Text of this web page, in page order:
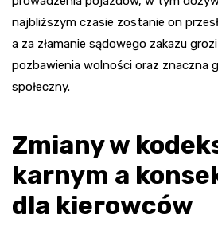
najbliższym czasie zostanie on
a za złamanie sądowego zakazu
pozbawienia wolności oraz znaczna
społeczny.
Zmiany w
karnym a
dla kierowców